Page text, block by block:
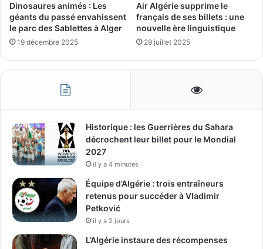
Dinosaures animés : Les
géants du passé envahissent
le parc des Sablettes à Alger
19 décembre 2025
Air Algérie supprime le
français de ses billets : une
nouvelle ère linguistique
29 juillet 2025
Historique : les Guerrières du Sahara
décrochent leur billet pour le Mondial
2027
il y a 4 minutes
Équipe d’Algérie : trois entraîneurs
retenus pour succéder à Vladimir
Petković
il y a 2 jours
L’Algérie instaure des récompenses